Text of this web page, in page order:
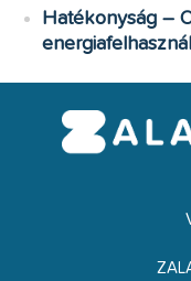
Hatékonyság –